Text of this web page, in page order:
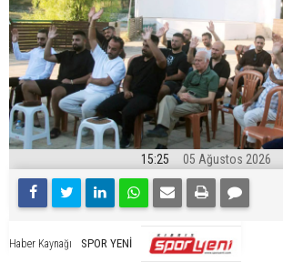
15:25 05 Ağustos 2026
Haber Kaynağı SPOR YENİ